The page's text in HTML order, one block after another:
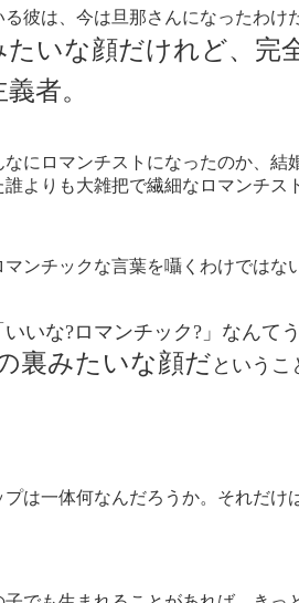
彼は、今は旦那さんになったわけ
たいな顔だけれど、完
者。
にロマンチストになったのか、結
よりも大雑把で繊細なロマンチス
ンチックな言葉を囁くわけではな
いな?ロマンチック?」なんて
裏みたいな顔だ というこ
プは一体何なんだろうか。それだけ